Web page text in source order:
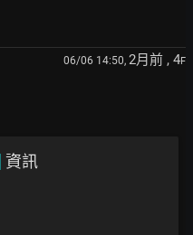
06/06 14:50, 2月前 , 4F
資訊